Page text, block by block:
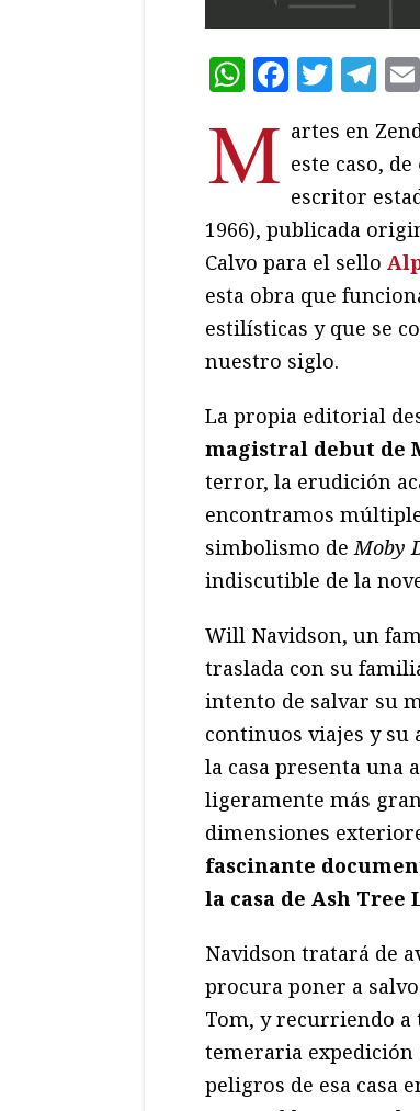
WhatsApp
M artes en
este caso, de
escritor
1966), publicada
Calvo para el sello
esta obra que
estilísticas y que se
nuestro siglo.
La propia editorial
magistral debut de
terror, la erudición
encontramos
simbolismo deMoby
indiscutible de la
Will Navidson, un
traslada con su
intento de salvar su
continuos viajes y su
la casa presenta una
ligeramente más
dimensiones
fascinante
la casa de Ash Tree
Navidson tratará de
procura poner a
Tom, y recurriendo a
temeraria expedición
peligros de esa casa